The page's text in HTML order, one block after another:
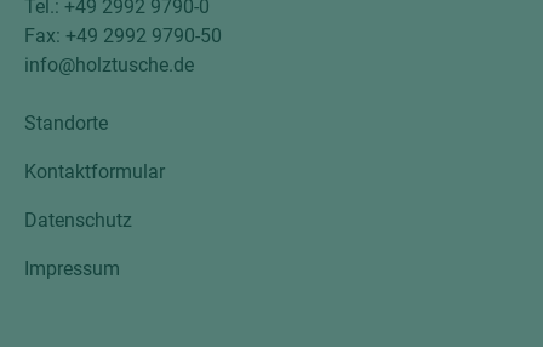
Tel.: +49 2992 9790-0
Fax: +49 2992 9790-50
info@holztusche.de
Standorte
Kontaktformular
Datenschutz
Impressum